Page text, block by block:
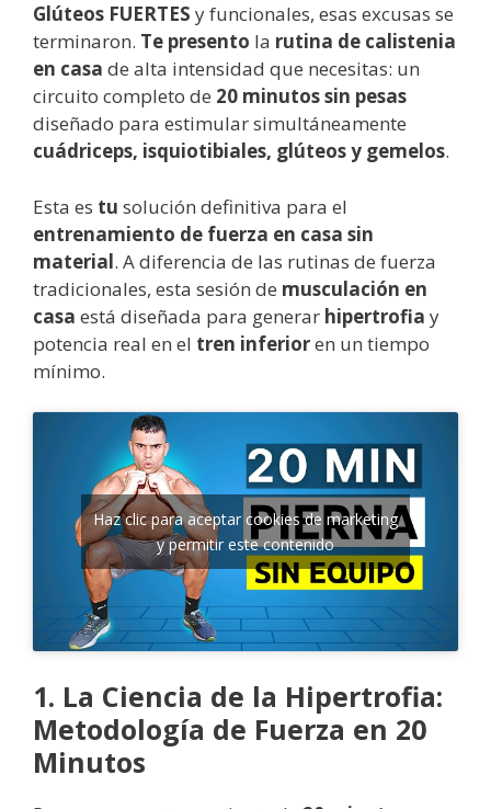
Glúteos FUERTES y funcionales, esas excusas se
terminaron. Te presento la rutina de calistenia
en casa de alta intensidad que necesitas: un
circuito completo de 20 minutos sin pesas
diseñado para estimular simultáneamente
cuádriceps, isquiotibiales, glúteos y gemelos.
Esta es tu solución definitiva para el
entrenamiento de fuerza en casa sin
material. A diferencia de las rutinas de fuerza
tradicionales, esta sesión de musculación en
casa está diseñada para generar hipertrofia y
potencia real en el tren inferioren un tiempo
mínimo.
Haz clic para aceptar cookies de marketing
y permitir este contenido
1. La Ciencia de la Hipertrofia:
Metodología de Fuerza en 20
Minutos